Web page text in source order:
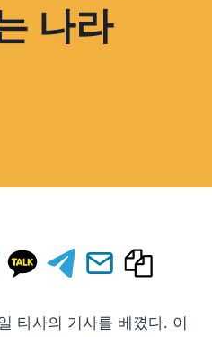
나라
타사의 기사를 베꼈다. 이